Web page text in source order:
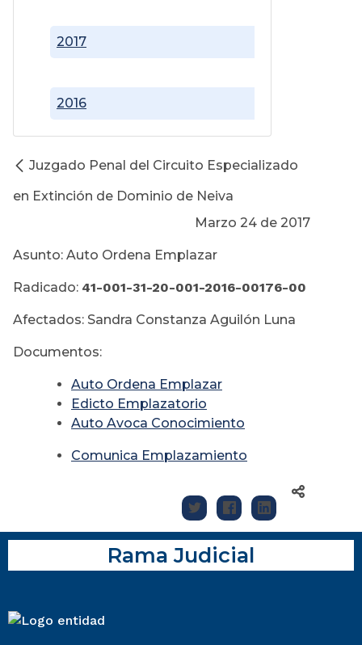
2016
2017
Juzgado Penal del Circuito Especializado
en Extinción de Dominio de Neiva
Marzo 24 de 2017
Asunto: Auto Ordena Emplazar
Radicado: 41-001-31-20-001-2016-00176-00
Afectados: Sandra Constanza Aguilón Luna
Documentos:
Auto Ordena Emplazar
Edicto Emplazatorio
Auto Avoca Conocimiento
Comunica Emplazamiento
Rama Judicial